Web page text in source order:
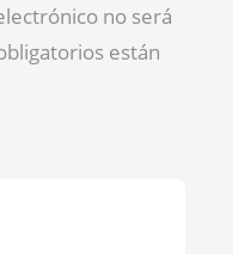
no será
están